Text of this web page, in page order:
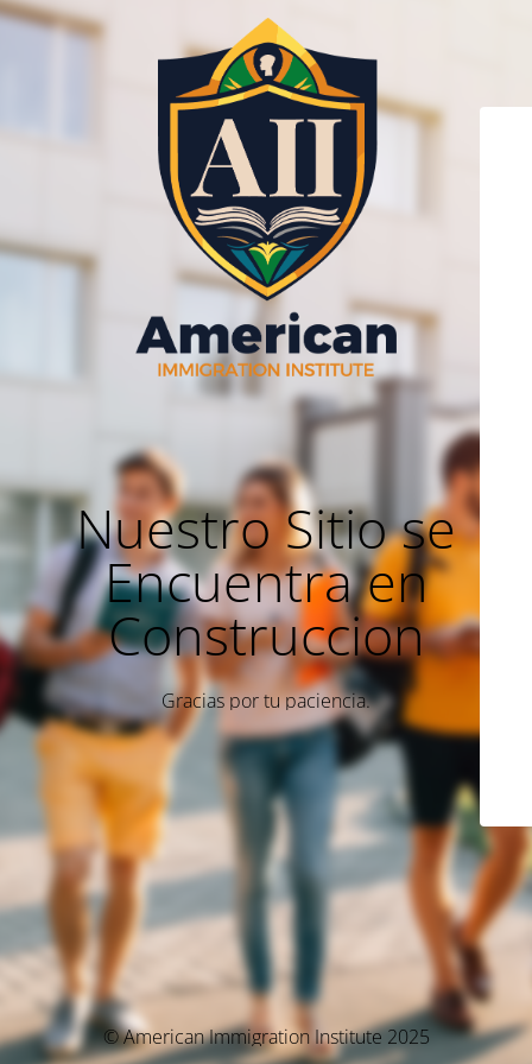
Nuestro Sitio se
Encuentra en
Construccion
Gracias por tu paciencia.
© American Immigration Institute 2025